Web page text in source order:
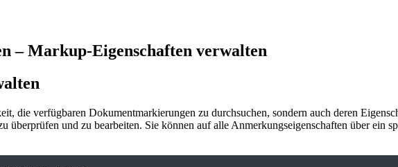
– Markup-Eigenschaften verwalten
die verfügbaren Dokumentmarkierungen zu durchsuchen, sondern auch deren
überprüfen und zu bearbeiten. Sie können auf alle Anmerkungseigenschaften über ein